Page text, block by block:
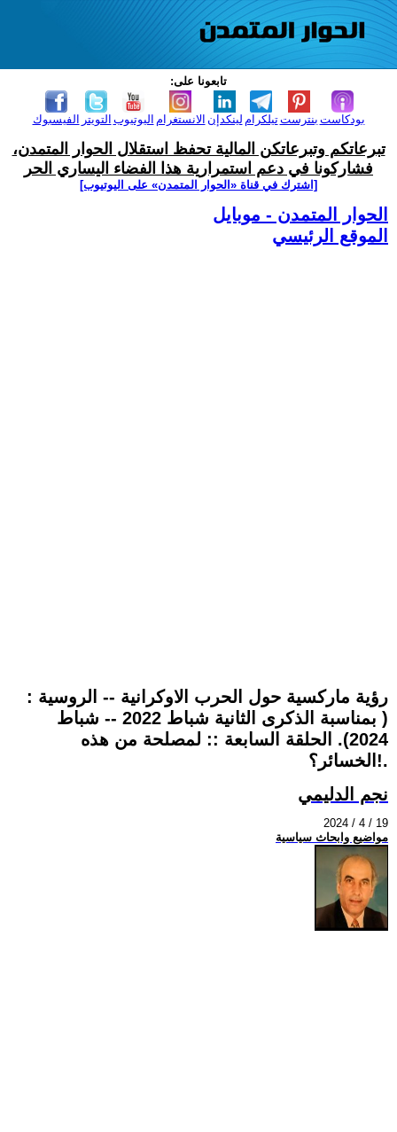
تابعونا على:
الفيسبوك التويتر اليوتيوب الانستغرام لينكدإن تيلكرامبنترست بودكاست
تبرعاتكم وتبرعاتكن المالية تحفظ استقلال الحوار المتمدن،
فشاركونا في دعم استمرارية هذا الفضاء اليساري الحر
[اشترك في قناة ‫«الحوار المتمدن» على اليوتيوب]
الحوار المتمدن - موبايل
الموقع الرئيسي
: رؤية ماركسية حول الحرب الاوكرانية -- الروسية
( بمناسبة الذكرى الثانية شباط 2022 -- شباط
2024). الحلقة السابعة :: لمصلحة من هذه
الخسائر؟!.
نجم الدليمي
2024 / 4 / 19
مواضيع وابحاث سياسية